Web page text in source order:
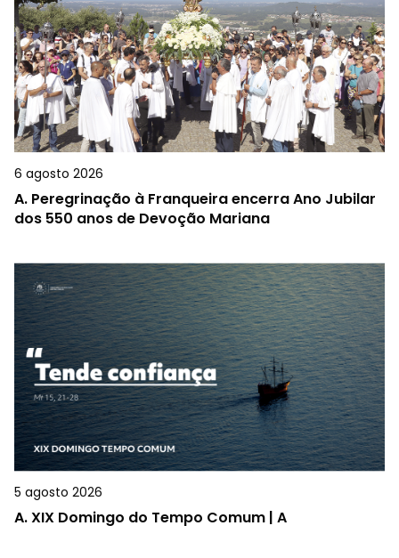
6 agosto 2026
A. Peregrinação à Franqueira encerra Ano Jubilar
dos 550 anos de Devoção Mariana
5 agosto 2026
A.XIX Domingo do Tempo Comum | A